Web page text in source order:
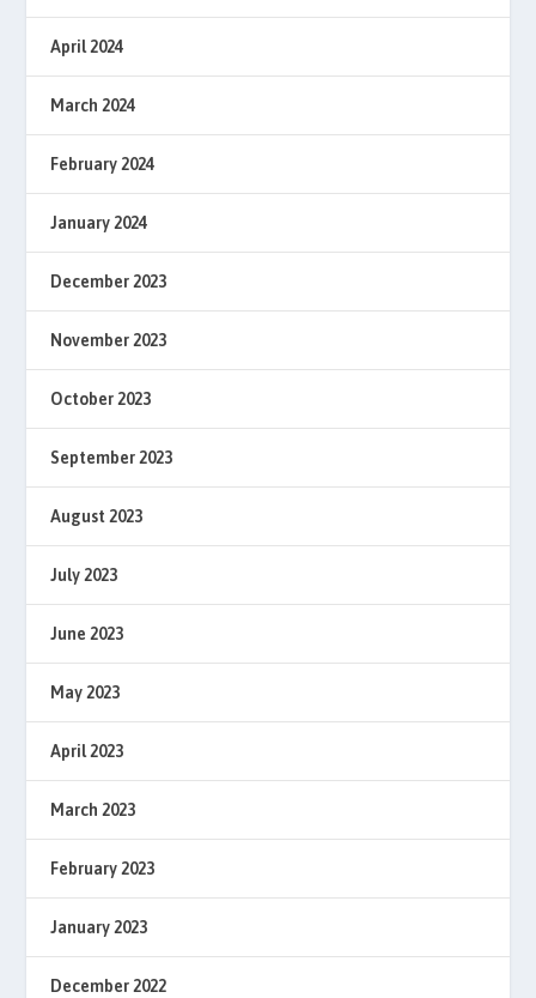
April 2024
March 2024
February 2024
January 2024
December 2023
November 2023
October 2023
September 2023
August 2023
July 2023
June 2023
May 2023
April 2023
March 2023
February 2023
January 2023
December 2022